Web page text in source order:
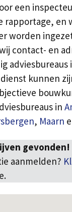
een
rapportage, en
worden
contact- en
adviesbureaus
kunnen
in
, Maarn
gevonden!
aanmelden?